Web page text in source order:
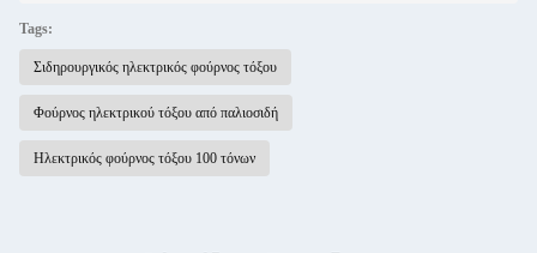
Tags:
Σιδηρουργικός ηλεκτρικός φούρνος τόξου
Φούρνος ηλεκτρικού τόξου από παλιοσιδή
Ηλεκτρικός φούρνος τόξου 100 τόνων